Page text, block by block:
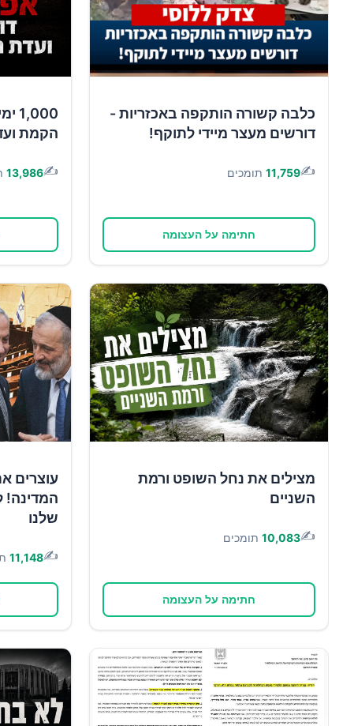
כלבה קשורה הותקפה באכזריות -
דורשים מעצר מיידי לתוקף!
✍️
11,759 תומכים
חתימה על העצומה
הקמת
✍️
13,986
מצילים את נחל השופט ורמת
השניים
✍️
10,083 תומכים
חתימה על העצומה
עוצרים
המדינה!
שלנו
✍️
11,148